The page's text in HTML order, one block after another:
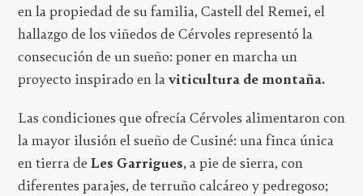
en la propiedad de su familia, Castell del Remei, el
hallazgo de los viñedos de Cérvoles representó la
consecución de un sueño: poner en marcha un
proyecto inspirado en laviticultura de montaña.
Las condiciones que ofrecía Cérvoles alimentaron con
la mayor ilusión el sueño de Cusiné: una finca única
en tierra deLes Garrigues, a pie de sierra, con
diferentes parajes, de terruño calcáreo y pedregoso;